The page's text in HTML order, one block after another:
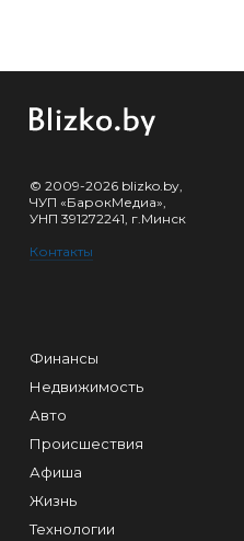
© 2009-2026 blizko.by,
ЧУП «БарокМедиа»,
УНП 391272241, г.Минск
Контакты
Финансы
Недвижимость
Авто
Происшествия
Афиша
Жизнь
Технологии